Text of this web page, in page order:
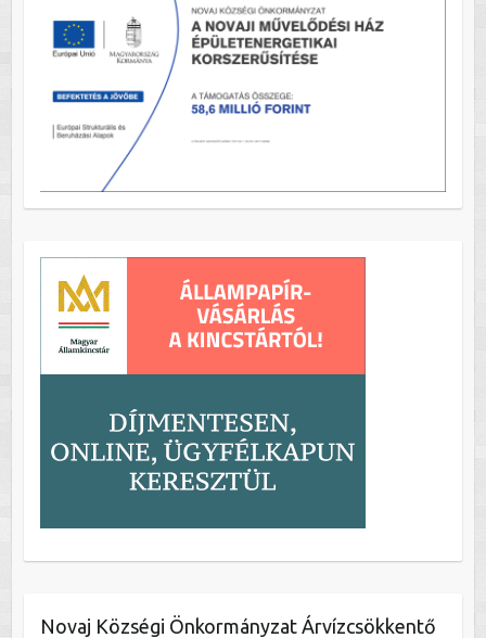
Novaj Községi Önkormányzat Árvízcsökkentő